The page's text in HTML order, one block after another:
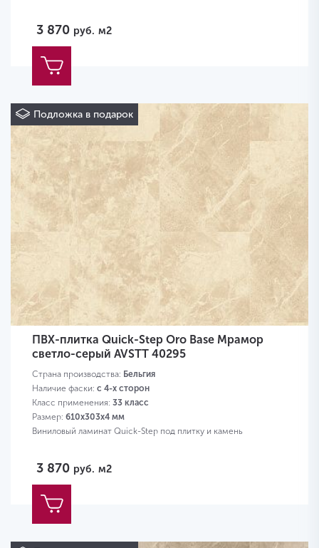
3 870 руб. м2
Подложка в подарок
ПВХ-плитка Quick-Step Oro Base Мрамор
светло-серый AVSTT 40295
Страна производства: Бельгия
Наличие фаски: с 4-х сторон
Класс применения: 33 класс
Размер: 610х303х4 мм
Виниловый ламинат Quick-Step под плитку и камень
3 870 руб. м2